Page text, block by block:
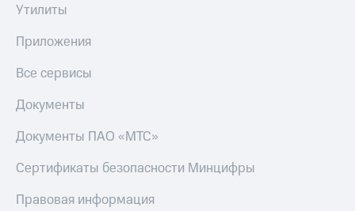
Утилиты
Приложения
Все сервисы
Документы
Документы ПАО «МТС»
Сертификаты безопасности Минцифры
Правовая информация